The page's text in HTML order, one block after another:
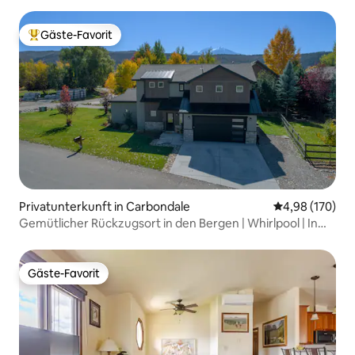
Beliebter Gäste-Favorit.
Gäste-Favorit
Privatunterkunft in Carbondale
4,98 (170)
Gemütlicher Rückzugsort in den Bergen | Whirlpool | In
Gäste-Favorit
Gäste-Favorit